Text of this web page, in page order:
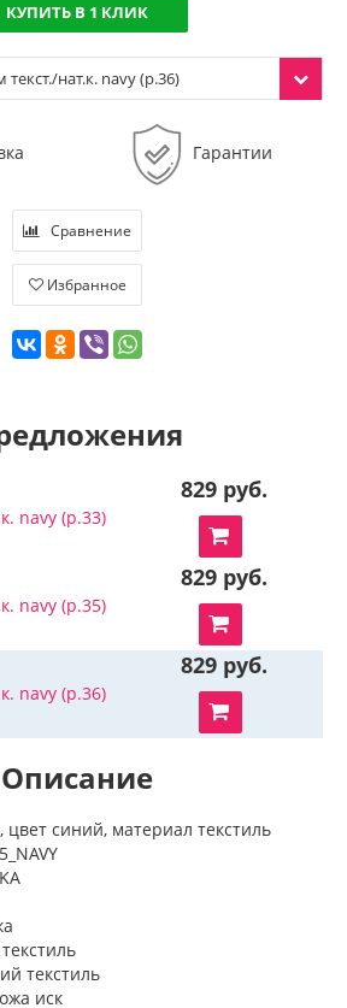
КУПИТЬ В 1 КЛИК
нат.к. navy (р.36)
Гарантии
Сравнение
Избранное
navy (р.33)
829 руб.
navy (р.35)
829 руб.
navy (р.36)
829 руб.
Описание
цвет синий, материал текстиль
текстиль
иск